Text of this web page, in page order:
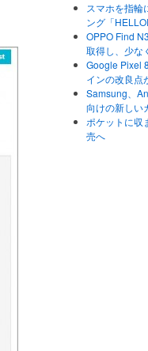
スマホを指輪
ング「
OPPO Find
取得し、少な
Google Pixel
インの改良点
Samsung、
向けの新しい
ポケットに収
売へ